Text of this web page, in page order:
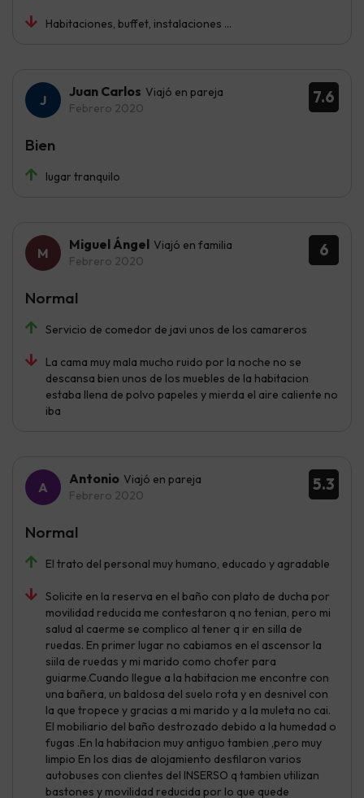
Habitaciones, buffet, instalaciones ...
7.6
Juan Carlos Viajó en pareja
Febrero 2020
lugar tranquilo
Bien
6
Miguel Ángel Viajó en familia
Febrero 2020
Servicio de comedor de javi unos de los camareros
La cama muy mala mucho ruido por la noche no se
descansa bien unos de los muebles de la habitacion
estaba llena de polvo papeles y mierda el aire caliente no
iba
Normal
5.3
Antonio Viajó en pareja
Febrero 2020
El trato del personal muy humano, educado y agradable
Solicite en la reserva en el baño con plato de ducha por
movilidad reducida me contestaron q no tenian, pero mi
salud al caerme se complico al tener q ir en silla de
ruedas. En primer lugar no cabiamos en el ascensor la
siila de ruedas y mi marido como chofer para
guiarme.Cuando llegue a la habitacion me encontre con
una bañera, un baldosa del suelo rota y en desnivel con
la que tropece y gracias a mi marido y a la muleta no cai.
El mobiliario del baño destrozado debido a la humedad o
fugas .En la habitacion muy antiguo tambien ,pero muy
limpio En los dias de alojamiento desfilaron varios
autobuses con clientes del INSERSO q tambien utilizan
bastones y movilidad reducida por lo que quede
Normal